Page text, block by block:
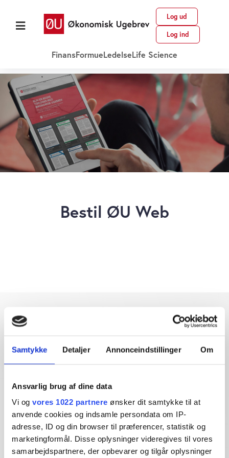
Samtykke Detaljer Annonceindstillinger Om
Ansvarlig brug af dine data
Vi og vores 1022 partnere ønsker dit samtykke til at
anvende cookies og indsamle persondata om IP-
adresse, ID og din browser til præferencer, statistik og
marketingformål. Disse oplysninger videregives til vores
samarbejdspartnere, der opbevarer og tilgår oplysninger
Log ud
Log ind
FinansFormueLedelseLife Science
Bestil ØU Web
Dybdegående og original
og dagsordensættende journalistik og analyser til læserne og
den brede offentlighed.
Vi tager ansvar for vores indhold og er tilmeldt: